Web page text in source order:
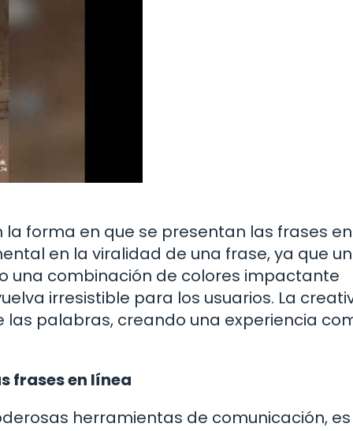
forma en que se presentan las frases
en la viralidad de una frase, ya que
una combinación de colores impactante
irresistible para los usuarios. La
palabras, creando una experiencia
frases en línea
herramientas de comunicación, es